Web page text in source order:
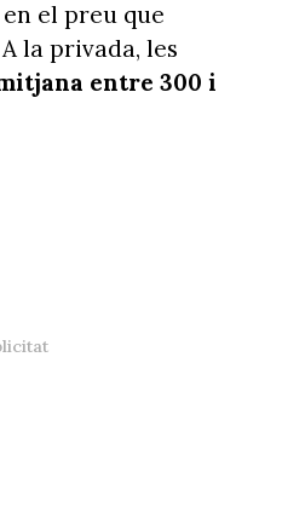
el preu que
la privada, les
entre 300 i